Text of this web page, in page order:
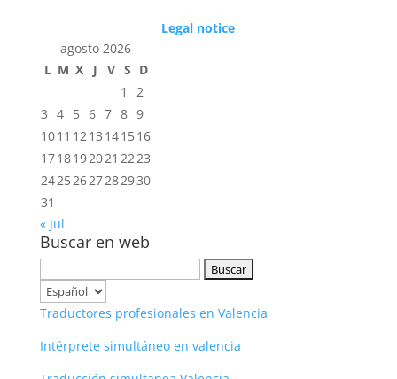
Legal notice
agosto 2026
L M X J V S D
1
2
3 4 5 6 7 8 9
1011 1213 141516
1718192021 2223
24252627282930
31
« Jul
Buscar en web
Elegir
un
Traductores profesionales en Valencia
Intérprete simultáneo en valencia